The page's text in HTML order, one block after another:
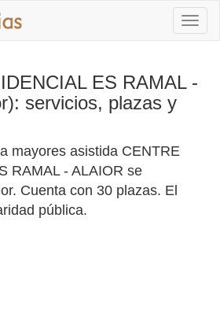
ES RAMAL -
servicios, plazas y
mayores asistida CENTRE
RAMAL - ALAIOR se
Cuenta con 30 plazas. El
pública.